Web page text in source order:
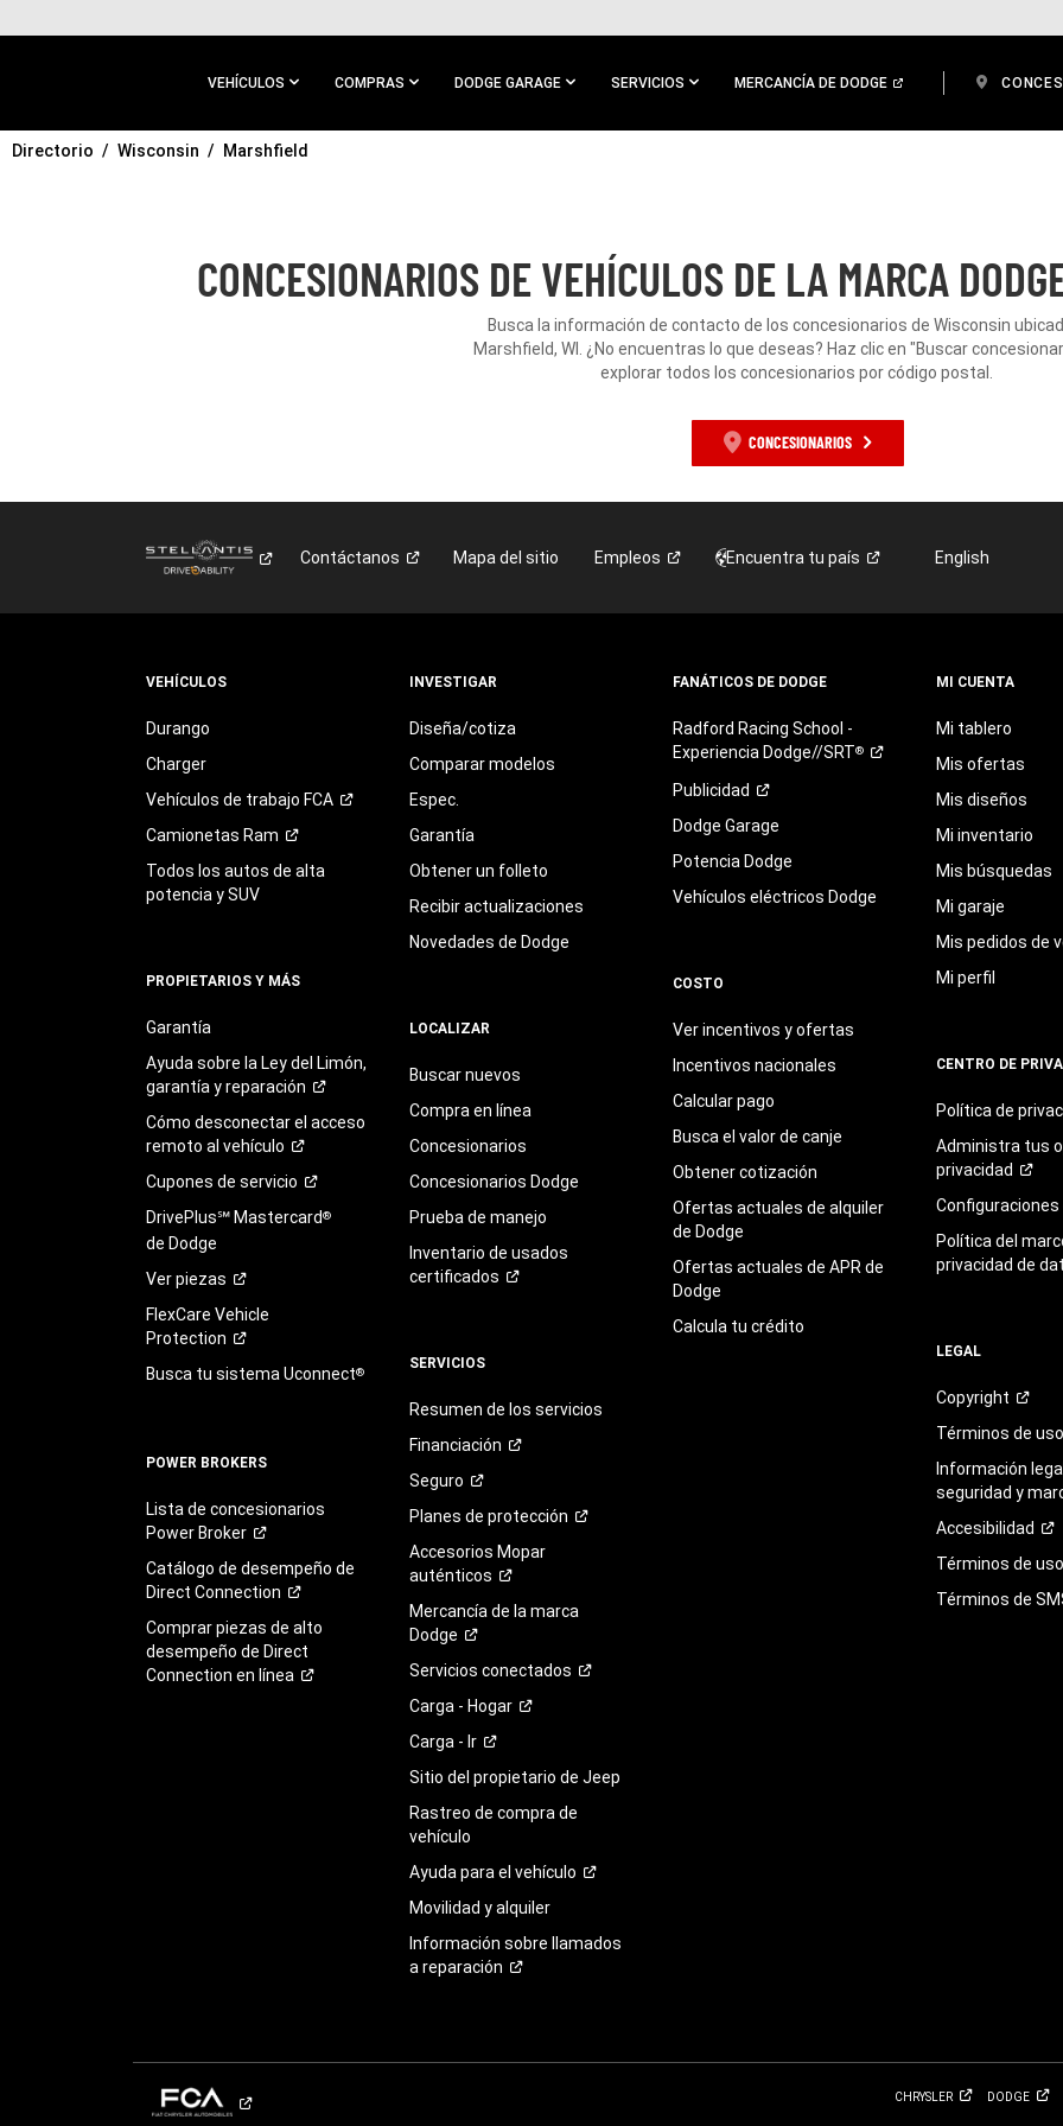
CONTENIDO
VEHÍCULOS COMPRAS DODGE GARAGE SERVICIOS MERCANCÍA DE DODGE
IR A
Directorio Wisconsin Marshfield
CONCESIONARIOS DE VEHÍCULOS DE LA MARCA
Busca la información de contacto de los concesionarios de Wisconsin
Marshfield, WI. ¿No encuentras lo que deseas? Haz clic en "Buscar
explorar todos los concesionarios por código postal.
CONCESIONARIOS
Contáctanos Mapa del sitio Empleos Encuentra tu país English
VEHÍCULOS
Durango
Charger
Vehículos de trabajo FCA
Camionetas Ram
Todos los autos de alta
potencia y SUV
PROPIETARIOS Y MÁS
Garantía
Ayuda sobre la Ley del Limón,
garantía yreparación
Cómo desconectar el acceso
remoto al vehículo
Cupones de servicio
DrivePlus℠ Mastercard®
de Dodge
Verpiezas
FlexCare Vehicle
Protection
Busca tu sistema Uconnect®
POWER BROKERS
Lista de concesionarios
Power Broker
Catálogo de desempeño de
Direct Connection
Comprar piezas de alto
desempeño de Direct
Connection en línea
INVESTIGAR
Diseña/cotiza
Comparar modelos
Espec.
Garantía
Obtener un folleto
Recibir actualizaciones
Novedades de Dodge
LOCALIZAR
Buscar nuevos
Compra en línea
Concesionarios
Concesionarios Dodge
Prueba de manejo
Inventario de usados
certificados
SERVICIOS
Resumen de los servicios
Financiación
Seguro
Planes de protección
Accesorios Mopar
auténticos
Mercancía de la marca
Dodge
Servicios conectados
Carga - Hogar
Carga - Ir
Sitio del propietario de Jeep
Rastreo de compra de
vehículo
Ayuda para el vehículo
Movilidad y alquiler
Información sobre llamados
a reparación
FANÁTICOS DE DODGE
Radford Racing School -
Experiencia Dodge//SRT®
Publicidad
Dodge Garage
Potencia Dodge
Vehículos eléctricos Dodge
COSTO
Ver incentivos y ofertas
Incentivos nacionales
Calcular pago
Busca el valor de canje
Obtener cotización
Ofertas actuales de alquiler
de Dodge
Ofertas actuales de APR de
Dodge
Calcula tu crédito
MI CUENTA
Mi tablero
Mis ofertas
Mis diseños
Mi inventario
Mis búsquedas
Mi garaje
Mis pedidos de
Mi perfil
CENTRO DE
Política de
Administra tus
privacidad
Configuraciones
Política del
privacidad de
LEGAL
Copyright
Términos deuso
Información
seguridad y
Accesibilidad
Términos de
Términos de
CHRYSLER DODGE